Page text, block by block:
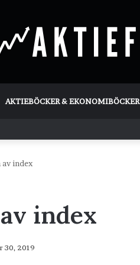
AKTIEBÖCKER & EKONOMIBÖCKER
index
index
30, 2019